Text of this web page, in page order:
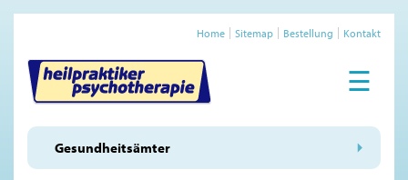
Home Sitemap Bestellung Kontakt
☰
Gesundheitsämter